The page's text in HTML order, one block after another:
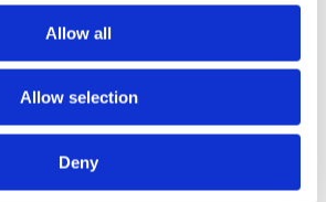
Allow all
Allow selection
Deny
€0,50
Description